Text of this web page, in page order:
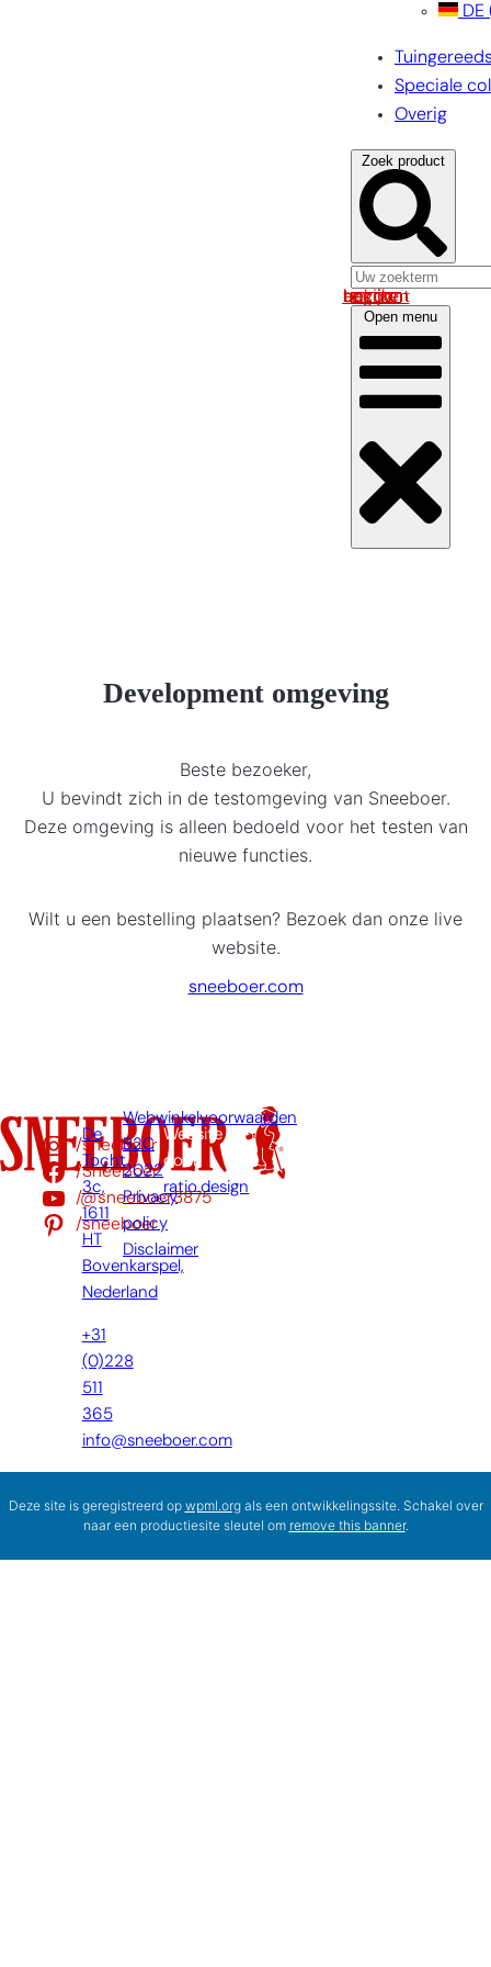
DE
Speciale
Overig
Zoek product
Log in om uw account te bekijken
Open menu
Development omgeving
Beste bezoeker,
U bevindt zich in de testomgeving van Sneeboer.
Deze omgeving is alleen bedoeld voor het testen van
nieuwe functies.
Wilt u een bestelling plaatsen? Bezoek dan onze live
website.
sneeboer.com
/sneeboer
/Sneeboer
/@sneeboer3875
/sneeboer
De
Tocht
3c,
1611
HT
Bovenkarspel,
Nederland
+31
(0)228
511
365
info@sneeboer.com
Webwinkelvoorwaarden
B2C
2022
Privacy
policy
Disclaimer
Website
door:
ratio.design
Deze site is geregistreerd op wpml.orgals een ontwikkelingssite. Schakel over
naar een productiesite sleutel om remove this banner.